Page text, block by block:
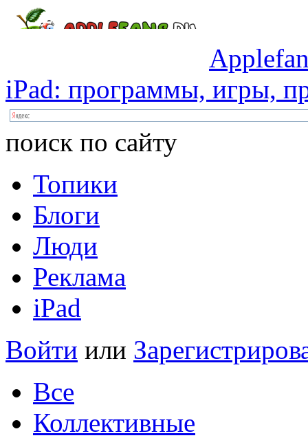
iPad: программы, игры,
поиск по сайту
Топики
Блоги
Люди
Реклама
iPad
Войти или
Все
Коллективные